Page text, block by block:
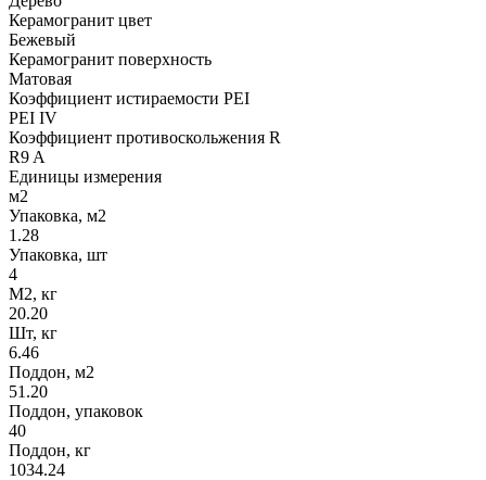
Керамогранит цвет
Бежевый
Керамогранит поверхность
Матовая
Коэффициент истираемости PEI
PEI IV
Коэффициент противоскольжения R
R9 A
Единицы измерения
м2
Упаковка, м2
1.28
Упаковка, шт
4
М2, кг
20.20
Шт, кг
6.46
Поддон, м2
51.20
Поддон, упаковок
40
Поддон, кг
1034.24